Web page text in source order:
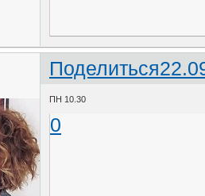
Поделиться
ПН 10.30
0